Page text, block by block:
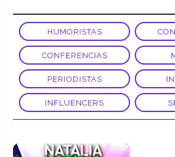
HUMORISTAS
CONFERENCIAS
PERIODISTAS
INFLUENCERS